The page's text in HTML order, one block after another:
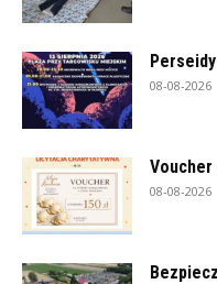
08-08-2026
Voucher
08-08-2026